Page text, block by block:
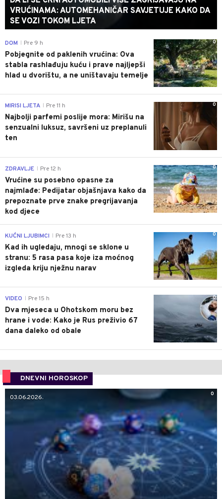
VRUĆINAMA: AUTOMEHANIČAR SAVJETUJE KAKO DA
SE VOZI TOKOM LJETA
0
DOM Pre 9 h
Pobjegnite od paklenih vrućina: Ova
stabla rashlađuju kuću i prave najljepši
hlad u dvorištu, a ne uništavaju temelje
0
MIRISI LJETA Pre 11 h
Najbolji parfemi poslije mora: Mirišu na
senzualni luksuz, savršeni uz preplanuli
ten
0
ZDRAVLJE Pre 12 h
Vrućine su posebno opasne za
najmlađe: Pedijatar objašnjava kako da
prepoznate prve znake pregrijavanja
kod djece
0
KUĆNI LJUBIMCI Pre 13 h
Kad ih ugledaju, mnogi se sklone u
stranu: 5 rasa pasa koje iza moćnog
izgleda kriju nježnu narav
0
VIDEO Pre 15 h
Dva mjeseca u Ohotskom moru bez
hrane i vode: Kako je Rus preživio 67
dana daleko od obale
DNEVNI HOROSKOP
0
03.06.2026.